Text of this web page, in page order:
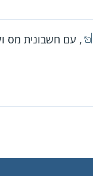
, עם חשבונית מס